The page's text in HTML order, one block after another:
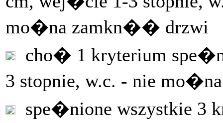
mo�na zamkn�� drzwi
cho� 1 kryterium
3 stopnie, w.c. - nie
spe�nione wszystkie 3